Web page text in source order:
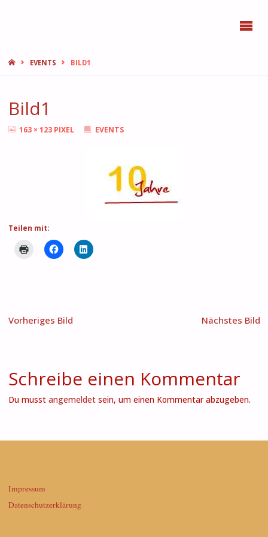
STARTEVENTS BILD1
Bild1
ORIGINALGRÖSSE
163 × 123 PIXEL EVENTS
Teilen mit:
Vorheriges Bild Nächstes Bild
Schreibe einen Kommentar
Du musst angemeldetsein, um einen Kommentar abzugeben.
Impressum
Datenschutzerklärung